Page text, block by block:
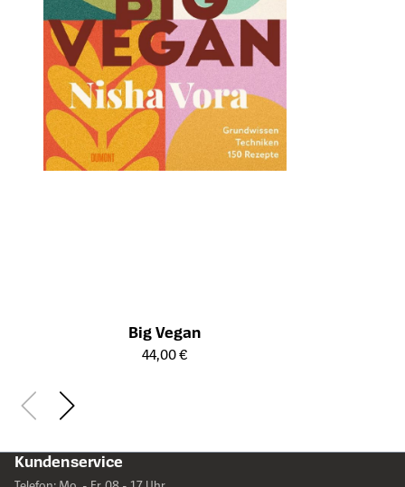
Big Vegan
Öffnet die Detailseite des Produkts
44,00 €
Kundenservice